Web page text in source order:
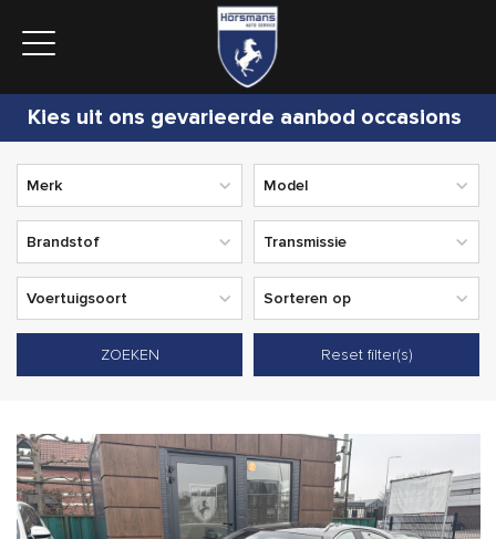
Kies uit ons gevarieerde aanbod occasions
ZOEKEN Reset filter(s)